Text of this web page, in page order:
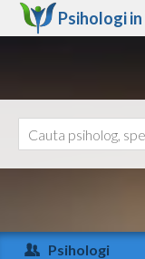
Psihologi in
Arad
Psihologi